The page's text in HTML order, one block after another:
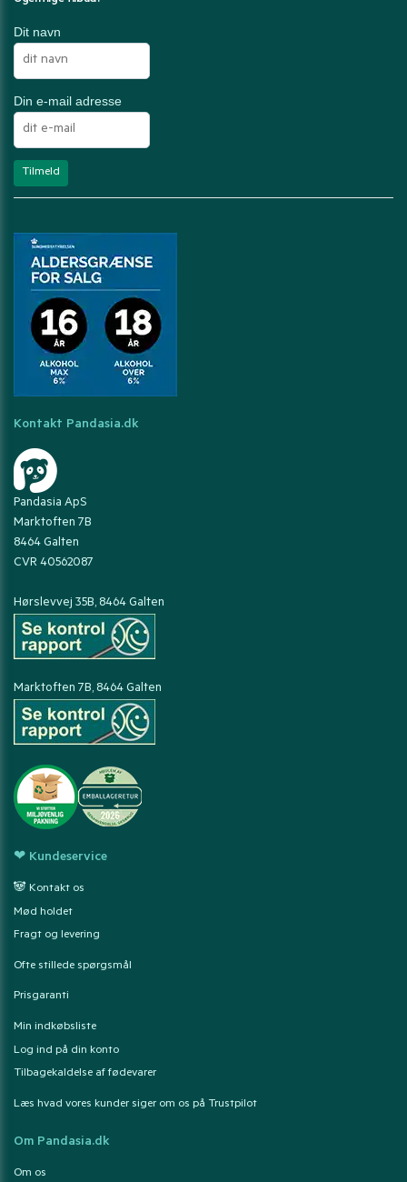
Dit navn
Din e-mail adresse
Kontakt Pandasia.dk
Pandasia ApS
Marktoften 7B
8464 Galten
CVR 40562087
Hørslevvej 35B, 8464 Galten
Marktoften 7B, 8464 Galten
❤ Kundeservice
🐼 Kontakt os
Mød holdet
Fragt og levering
Ofte stillede spørgsmål
Prisgaranti
Min indkøbsliste
Log ind på din konto
Tilbagekaldelse af fødevarer
Læs hvad vores kunder siger om os på Trustpilot
Om Pandasia.dk
Om os